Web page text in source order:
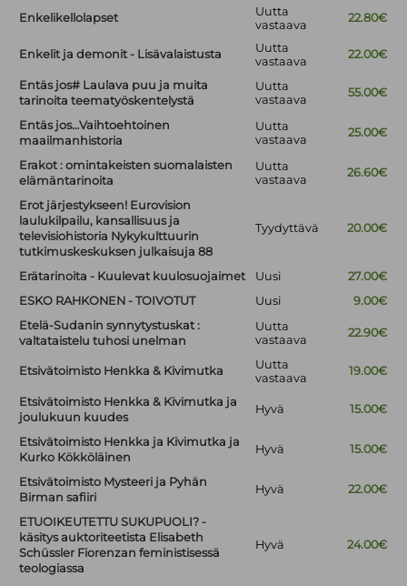
Enkelikellolapset
Uutta
vastaava
22.80€
Enkelit ja demonit - Lisävalaistusta
Uutta
vastaava
22.00€
Entäs jos# Laulava puu ja muita
tarinoita teematyöskentelystä
Uutta
vastaava
55.00€
Entäs jos…Vaihtoehtoinen
maailmanhistoria
Uutta
vastaava
25.00€
Erakot : omintakeisten suomalaisten
elämäntarinoita
Uutta
vastaava
26.60€
Erot järjestykseen! Eurovision
laulukilpailu, kansallisuus ja
televisiohistoria Nykykulttuurin
tutkimuskeskuksen julkaisuja 88
Tyydyttävä 20.00€
Erätarinoita - Kuulevat kuulosuojaimet Uusi
27.00€
ESKO RAHKONEN - TOIVOTUT
Uusi
9.00€
Etelä-Sudanin synnytystuskat :
valtataistelu tuhosi unelman
Uutta
vastaava
22.90€
Etsivätoimisto Henkka & Kivimutka
Uutta
vastaava
19.00€
Etsivätoimisto Henkka & Kivimutka ja
joulukuun kuudes
Hyvä 15.00€
Etsivätoimisto Henkka ja Kivimutka ja
Kurko Kökköläinen
Hyvä 15.00€
Etsivätoimisto Mysteeri ja Pyhän
Birman safiiri
Hyvä 22.00€
ETUOIKEUTETTU SUKUPUOLI? -
käsitys auktoriteetista Elisabeth
Schüssler Fiorenzan feministisessä
teologiassa
Hyvä 24.00€